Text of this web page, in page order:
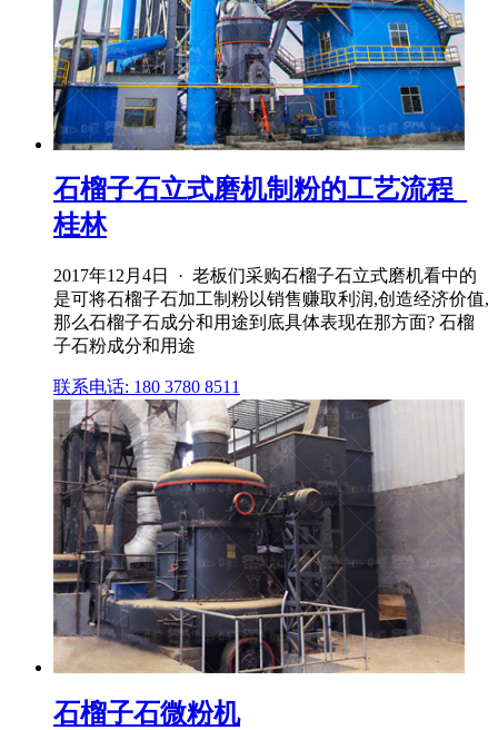
石榴子石立式磨机制粉的工艺流程_
桂林
2017年12月4日 · 老板们采购石榴子石立式磨机看中的
是可将石榴子石加工制粉以销售赚取利润,创造经济价值,
那么石榴子石成分和用途到底具体表现在那方面? 石榴
子石粉成分和用途
联系电话: 180 3780 8511
石榴子石微粉机